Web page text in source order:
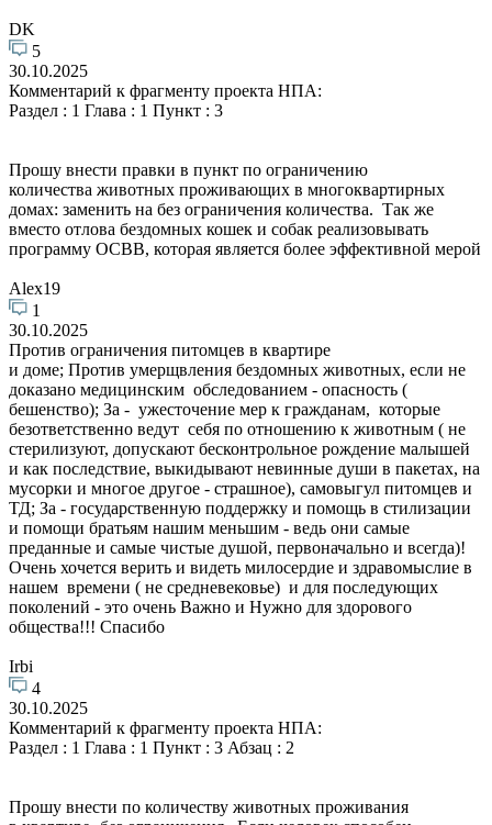
DK
5
30.10.2025
Комментарий к фрагменту проекта НПА:
Раздел : 1 Глава : 1 Пункт : 3
Прошу внести правки в пункт по ограничению
количества животных проживающих в многоквартирных
домах: заменить на без ограничения количества. Так же
вместо отлова бездомных кошек и собак реализовывать
программу ОСВВ, которая является более эффективной мерой
Alex19
1
30.10.2025
Против ограничения питомцев в квартире
и доме; Против умерщвления бездомных животных, если не
доказано медицинским обследованием - опасность (
бешенство); За - ужесточение мер к гражданам, которые
безответственно ведут себя по отношению к животным ( не
стерилизуют, допускают бесконтрольное рождение малышей
и как последствие, выкидывают невинные души в пакетах, на
мусорки и многое другое - страшное), самовыгул питомцев и
ТД; За - государственную поддержку и помощь в стилизации
и помощи братьям нашим меньшим - ведь они самые
преданные и самые чистые душой, первоначально и всегда)!
Очень хочется верить и видеть милосердие и здравомыслие в
нашем времени ( не средневековье) и для последующих
поколений - это очень Важно и Нужно для здорового
общества!!! Спасибо
Irbi
4
30.10.2025
Комментарий к фрагменту проекта НПА:
Раздел : 1 Глава : 1 Пункт : 3 Абзац : 2
Прошу внести по количеству животных проживания